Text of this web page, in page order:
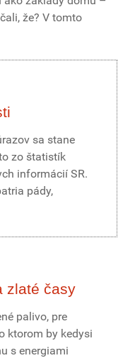
že? V tomto
sa stane
zo štatistík
informácií SR.
pády,
zlaté časy
palivo, pre
ktorom by kedysi
s energiami